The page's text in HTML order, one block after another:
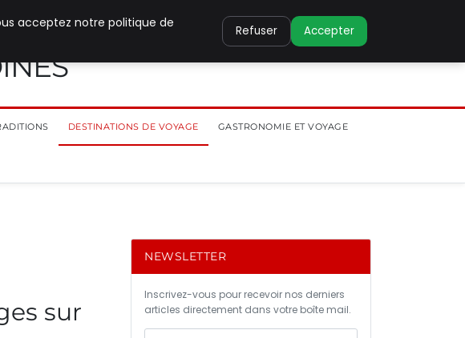
DESTINATIONS DE VOYAGE GASTRONOMIE ET VOYAGE
sur
NEWSLETTER
Inscrivez-vous pour recevoir nos derniers
articles directement dans votre boîte mail.
acceptez notre politique de
Refuser Accepter